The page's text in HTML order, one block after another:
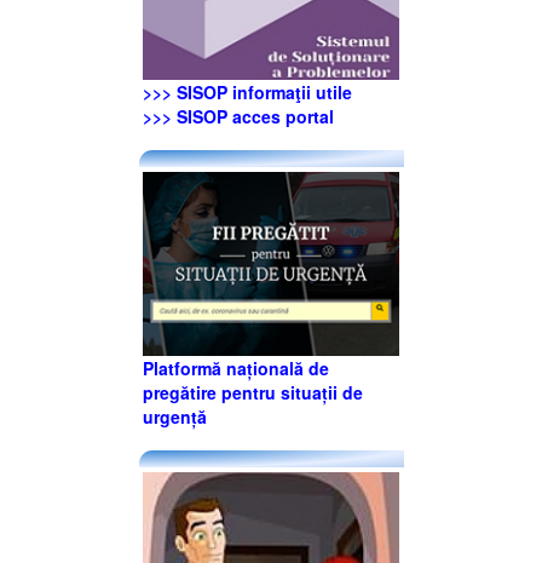
>>> SISOP informaţii utile
>>> SISOP acces portal
Platformă națională de
pregătire pentru situații de
urgență